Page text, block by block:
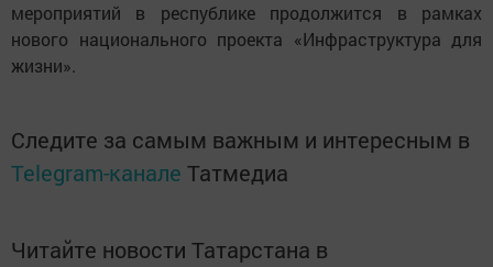
мероприятий в республике продолжится в рамках
нового национального проекта «Инфраструктура для
жизни».
Следите за самым важным и интересным в
Telegram-канале Татмедиа
Читайте новости Татарстана в